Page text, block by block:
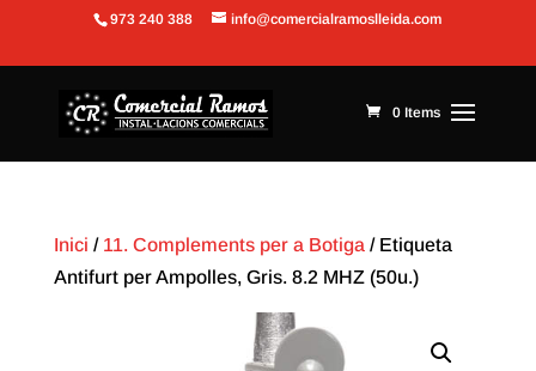
Obre la barra d'eines
973 240 388 info@comercialramoslleida.com
0 Items
Inici / 11. Complements per a Botiga / Etiqueta
Antifurt per Ampolles, Gris. 8.2 MHZ (50u.)